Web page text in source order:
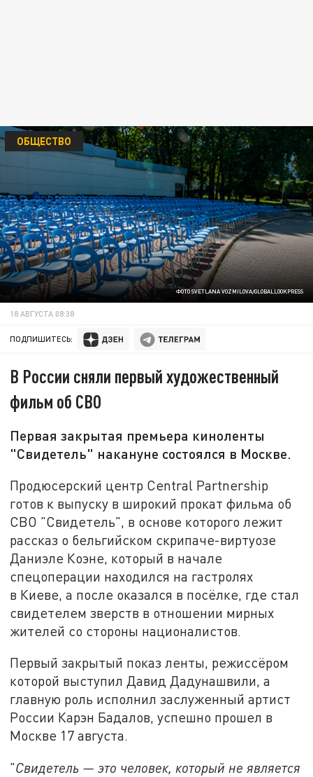
ФОТО SVETLANA VOZMILOVA/GLOBALLOOKPRESS
ОБЩЕСТВО
18 АВГУСТА 08:38
ПОДПИШИТЕСЬ:
В России сняли первый художественный
фильм об СВО
Первая закрытая премьера киноленты
"Свидетель" накануне состоялся в Москве.
Продюсерский центр Central Partnership
готов к выпуску в широкий прокат фильма об
СВО "Свидетель", в основе которого лежит
рассказ о бельгийском скрипаче-виртуозе
Даниэле Коэне, который в начале
спецоперации находился на гастролях
в Киеве, а после оказался в посёлке, где стал
свидетелем зверств в отношении мирных
жителей со стороны националистов.
Первый закрытый показ ленты, режиссёром
которой выступил Давид Дадунашвили, а
главную роль исполнил заслуженный артист
России Карэн Бадалов, успешно прошел в
Москве 17 августа.
"Свидетель — это человек, который не является